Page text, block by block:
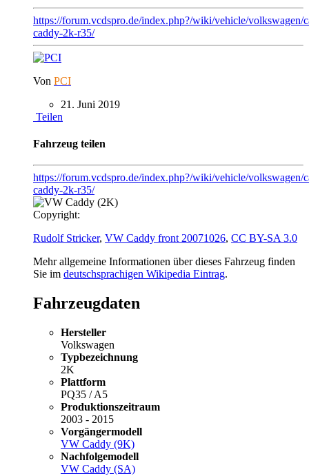
https://forum.vcdspro.de/index.php?/wiki/vehicle/volkswagen/
caddy-2k-r35/
Von PCI
21. Juni 2019
Teilen
Fahrzeug teilen
https://forum.vcdspro.de/index.php?/wiki/vehicle/volkswagen/
caddy-2k-r35/
Copyright:
Rudolf Stricker, VW Caddy front 20071026, CC BY-SA 3.0
Mehr allgemeine Informationen über dieses Fahrzeug finden
Sie im deutschsprachigen Wikipedia Eintrag.
Fahrzeugdaten
Hersteller
Volkswagen
Typbezeichnung
2K
Plattform
PQ35 / A5
Produktionszeitraum
2003 - 2015
Vorgängermodell
VW Caddy (9K)
Nachfolgemodell
VW Caddy (SA)